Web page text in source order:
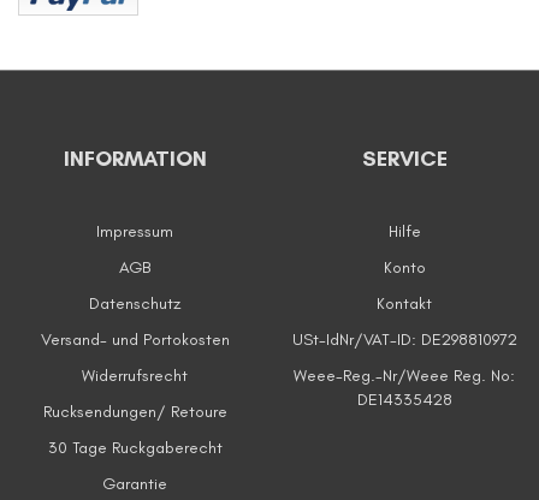
INFORMATION
Impressum
AGB
Datenschutz
Versand- und Portokosten
Widerrufsrecht
Rucksendungen/ Retoure
30 Tage Ruckgaberecht
Garantie
SERVICE
Hilfe
Konto
Kontakt
USt-IdNr/VAT-ID: DE298810972
Weee-Reg.-Nr/Weee Reg. No:
DE14335428